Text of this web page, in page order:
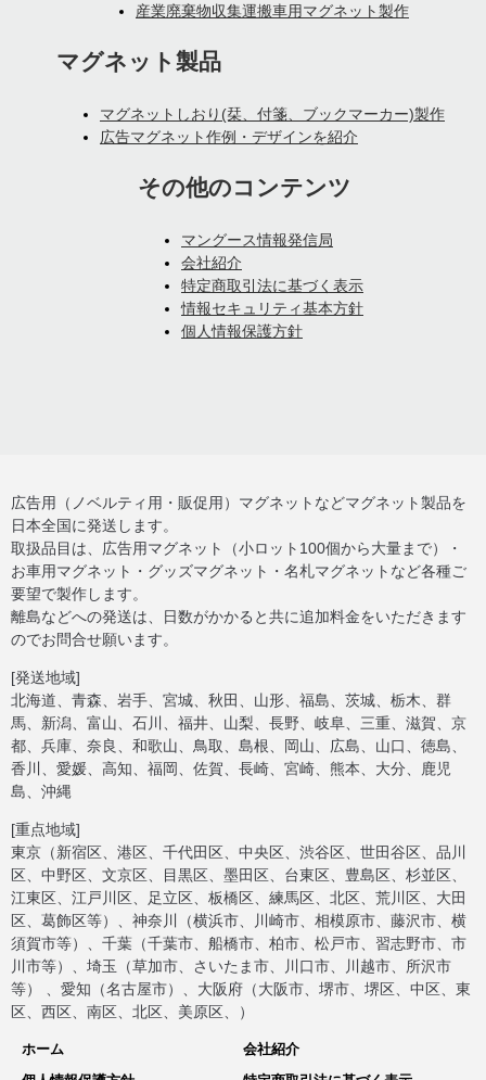
産業廃棄物収集運搬車用マグネット製作
マグネット製品
マグネットしおり(栞、付箋、ブックマーカー)製作
広告マグネット作例・デザインを紹介
その他のコンテンツ
マングース情報発信局
会社紹介
特定商取引法に基づく表示
情報セキュリティ基本方針
個人情報保護方針
広告用（ノベルティ用・販促用）マグネットなどマグネット製品を
日本全国に発送します。
取扱品目は、広告用マグネット（小ロット100個から大量まで）・
お車用マグネット・グッズマグネット・名札マグネットなど各種ご
要望で製作します。
離島などへの発送は、日数がかかると共に追加料金をいただきます
のでお問合せ願います。
[発送地域]
北海道、青森、岩手、宮城、秋田、山形、福島、茨城、栃木、群
馬、新潟、富山、石川、福井、山梨、長野、岐阜、三重、滋賀、京
都、兵庫、奈良、和歌山、鳥取、島根、岡山、広島、山口、徳島、
香川、愛媛、高知、福岡、佐賀、長崎、宮崎、熊本、大分、鹿児
島、沖縄
[重点地域]
東京（新宿区、港区、千代田区、中央区、渋谷区、世田谷区、品川
区、中野区、文京区、目黒区、墨田区、台東区、豊島区、杉並区、
江東区、江戸川区、足立区、板橋区、練馬区、北区、荒川区、大田
区、葛飾区等）、神奈川（横浜市、川崎市、相模原市、藤沢市、横
須賀市等）、千葉（千葉市、船橋市、柏市、松戸市、習志野市、市
川市等）、埼玉（草加市、さいたま市、川口市、川越市、所沢市
等） 、愛知（名古屋市）、大阪府（大阪市、堺市、堺区、中区、東
区、西区、南区、北区、美原区、）
ホーム
会社紹介